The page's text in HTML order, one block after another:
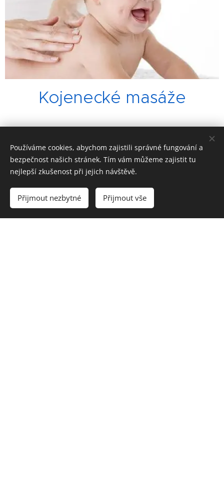
Kojenecké masáže
Používáme cookies, abychom zajistili správné fungování a
bezpečnost našich stránek. Tím vám můžeme zajistit tu
nejlepší zkušenost při jejich návštěvě.
Přijmout nezbytné Přijmout vše